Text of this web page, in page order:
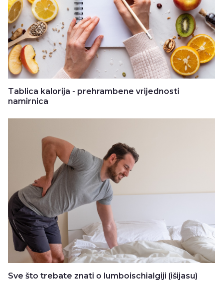
Tablica kalorija - prehrambene vrijednosti
namirnica
Sve što trebate znati o lumboischialgiji (išijasu)